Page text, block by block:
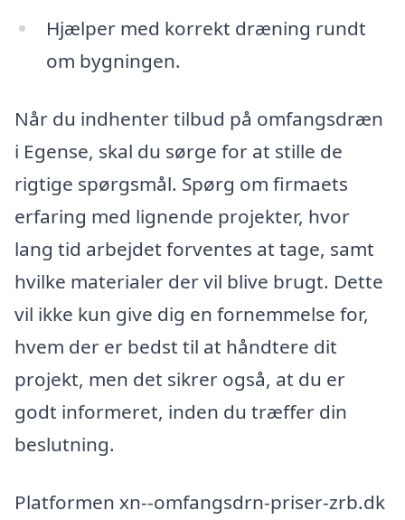
Hjælper med korrekt dræning rundt
om bygningen.
Når du indhenter tilbud på omfangsdræn
i Egense, skal du sørge for at stille de
rigtige spørgsmål. Spørg om firmaets
erfaring med lignende projekter, hvor
lang tid arbejdet forventes at tage, samt
hvilke materialer der vil blive brugt. Dette
vil ikke kun give dig en fornemmelse for,
hvem der er bedst til at håndtere dit
projekt, men det sikrer også, at du er
godt informeret, inden du træffer din
beslutning.
Platformen xn--omfangsdrn-priser-zrb.dk